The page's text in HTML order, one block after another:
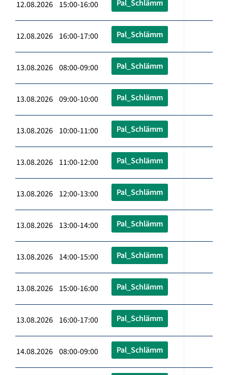
12.08.2026 15:00-16:00 Pal_Schlämm
12.08.2026 16:00-17:00 Pal_Schlämm
13.08.2026 08:00-09:00 Pal_Schlämm
13.08.2026 09:00-10:00 Pal_Schlämm
13.08.2026 10:00-11:00 Pal_Schlämm
13.08.2026 11:00-12:00 Pal_Schlämm
13.08.2026 12:00-13:00 Pal_Schlämm
13.08.2026 13:00-14:00 Pal_Schlämm
13.08.2026 14:00-15:00 Pal_Schlämm
13.08.2026 15:00-16:00 Pal_Schlämm
13.08.2026 16:00-17:00 Pal_Schlämm
14.08.2026 08:00-09:00 Pal_Schlämm